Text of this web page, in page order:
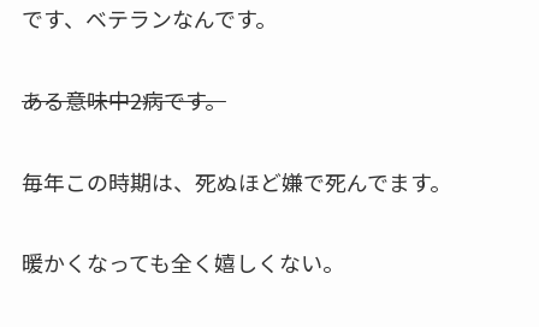
です、ベテランなんです。
ある意味中2病です。
毎年この時期は、死ぬほど嫌で死んでます。
暖かくなっても全く嬉しくない。